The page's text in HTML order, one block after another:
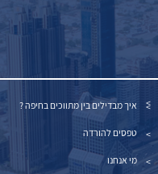
איך מבדילים בין מתווכים בחיפה ?
טפסים להורדה
מי אנחנו